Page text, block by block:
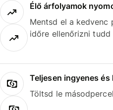
Élő árfolyamok
Mentsd el a kedvenc
időre ellenőrizni
Teljesen ingyenes
Töltsd le